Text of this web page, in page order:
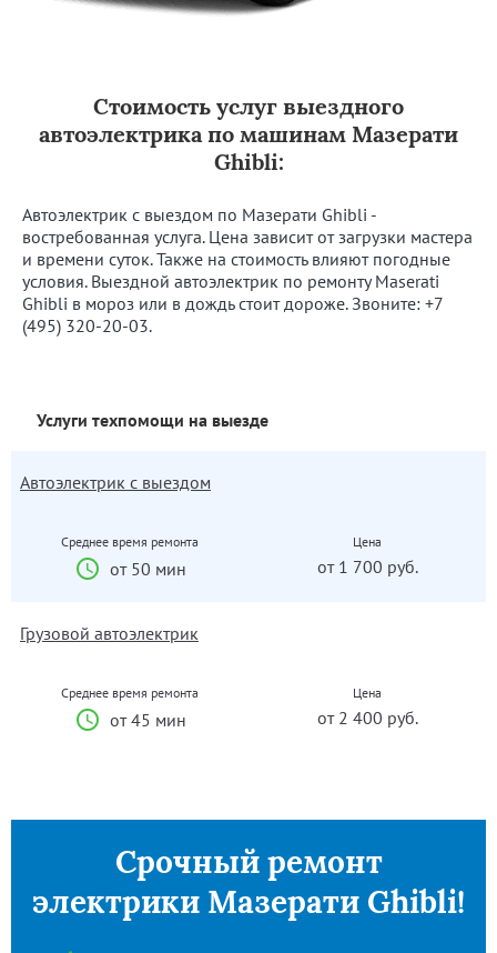
Стоимость услуг выездного
автоэлектрика по машинам Мазерати
Ghibli:
Автоэлектрик с выездом по Мазерати Ghibli -
востребованная услуга. Цена зависит от загрузки мастера
и времени суток. Также на стоимость влияют погодные
условия. Выездной автоэлектрик по ремонту Maserati
Ghibli в мороз или в дождь стоит дороже. Звоните: +7
(495) 320-20-03.
Услуги техпомощи на выезде
Автоэлектрик с выездом
Среднее время ремонта
от 50 мин
Цена
от 1 700 руб.
Грузовой автоэлектрик
Среднее время ремонта
от 45 мин
Цена
от 2 400 руб.
Срочный ремонт
электрики Мазерати Ghibli!